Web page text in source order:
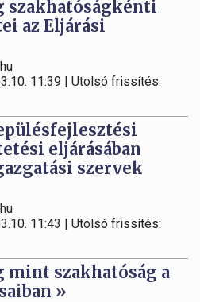
szakhatóságkénti
az Eljárási
11:39 | Utolsó frissítés:
eljárásában
szervek
11:43 | Utolsó frissítés:
mint szakhatóság a
»